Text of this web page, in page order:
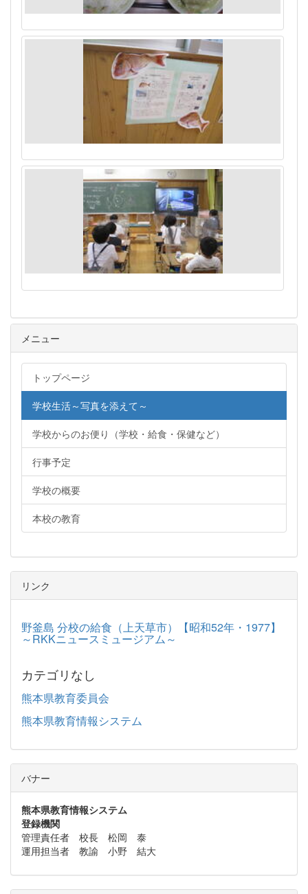
メニュー
トップページ
学校生活～写真を添えて～
学校からのお便り（学校・給食・保健など）
行事予定
学校の概要
本校の教育
リンク
野釜島 分校の給食（上天草市）【昭和52年・1977】
～RKKニュースミュージアム～
カテゴリなし
熊本県教育委員会
熊本県教育情報システム
バナー
熊本県教育情報システム
登録機関
管理責任者 校長 松岡 泰
運用担当者 教諭 小野 結大